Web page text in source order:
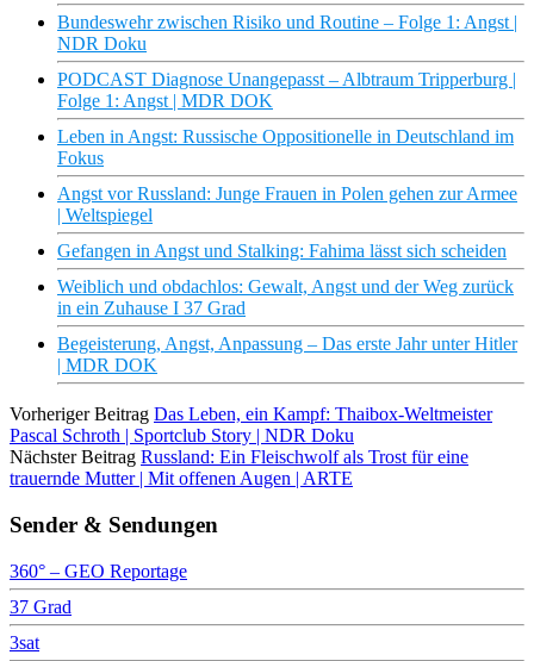
Bundeswehr zwischen Risiko und Routine – Folge 1: Angst |
NDR Doku
PODCAST Diagnose Unangepasst – Albtraum Tripperburg |
Folge 1: Angst | MDR DOK
Leben in Angst: Russische Oppositionelle in Deutschland im
Fokus
Angst vor Russland: Junge Frauen in Polen gehen zur Armee
| Weltspiegel
Gefangen in Angst und Stalking: Fahima lässt sich scheiden
Weiblich und obdachlos: Gewalt, Angst und der Weg zurück
in ein Zuhause I 37 Grad
Begeisterung, Angst, Anpassung – Das erste Jahr unter Hitler
| MDR DOK
Vorheriger Beitrag Das Leben, ein Kampf: Thaibox-Weltmeister
Pascal Schroth | Sportclub Story | NDR Doku
Nächster Beitrag Russland: Ein Fleischwolf als Trost für eine
trauernde Mutter | Mit offenen Augen | ARTE
Sender & Sendungen
360° – GEO Reportage
37 Grad
3sat